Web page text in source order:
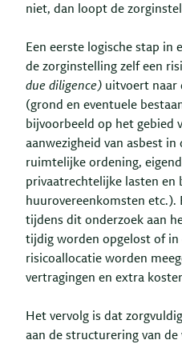
niet, dan loopt de
Een eerste logische stap in
de zorginstelling zelf een
due diligence) uitvoert naar
(grond en eventuele
bijvoorbeeld op het gebied
aanwezigheid van asbest in
ruimtelijke ordening,
privaatrechtelijke lasten en
huurovereenkomsten etc.).
tijdens dit onderzoek aan
tijdig worden opgelost of in
risicoallocatie worden
vertragingen en extra
Het vervolg is dat
aan de structurering van de